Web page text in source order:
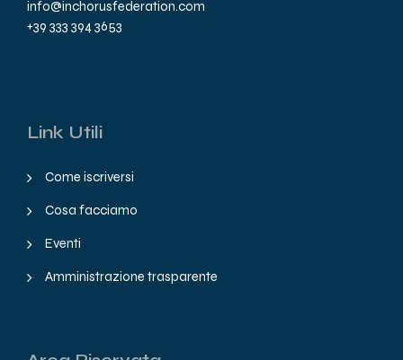
info@inchorusfederation.com
+39 333 394 3653
Link Utili
Come iscriversi
Cosa facciamo
Eventi
Amministrazione trasparente